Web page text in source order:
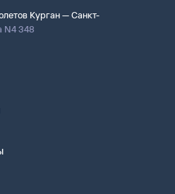
Курган — Санкт-
N4 348